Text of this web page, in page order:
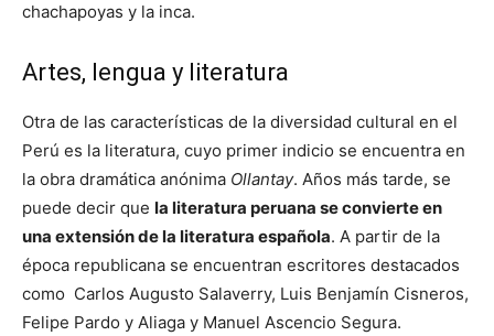
chachapoyas y la inca.
Artes, lengua y literatura
Otra de las características de la diversidad cultural en el
Perú es la literatura, cuyo primer indicio se encuentra en
la obra dramática anónima Ollantay. Años más tarde, se
puede decir que la literatura peruana se convierte en
una extensión de la literatura española. A partir de la
época republicana se encuentran escritores destacados
como Carlos Augusto Salaverry, Luis Benjamín Cisneros,
Felipe Pardo y Aliaga y Manuel Ascencio Segura.